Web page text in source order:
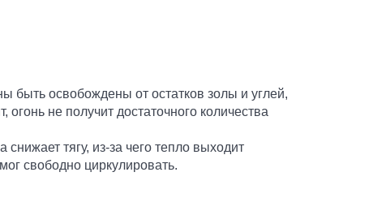
быть освобождены от остатков золы и углей,
не получит достаточного количества
тягу, из-за чего тепло выходит
свободно циркулировать.